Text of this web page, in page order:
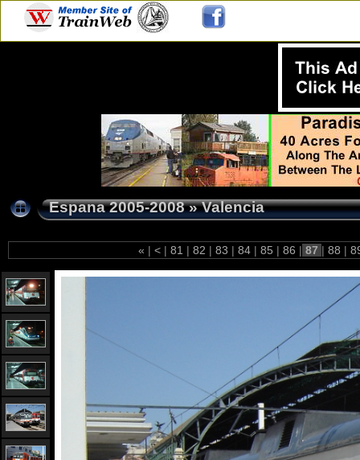
Espana 2005-2008»Valencia
« | < | 81 | 82 | 83 | 84 | 85 | 86 | 87 | 88 |